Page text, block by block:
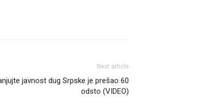
Next article
javnost dug Srpske je prešao 60
odsto (VIDEO)